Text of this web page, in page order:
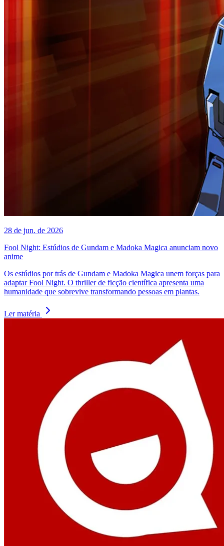
28 de jun. de 2026
Fool Night: Estúdios de Gundam e Madoka Magica anunciam novo
anime
Os estúdios por trás de Gundam e Madoka Magica unem forças para
adaptar Fool Night. O thriller de ficção científica apresenta uma
humanidade que sobrevive transformando pessoas em plantas.
Ler matéria